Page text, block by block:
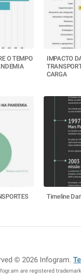
O TEMPO
IMPACTO
CARGA
Timeline
© 2026 Infogram.
are registered